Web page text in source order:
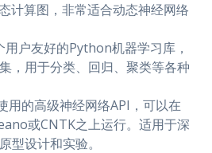
计算图，非常适合动态神经网络
用户友好的Python机器学习库，
，用于分类、回归、聚类等各种
用的高级神经网络API，可以在
或CNTK之上运行。适用于深
型设计和实验。